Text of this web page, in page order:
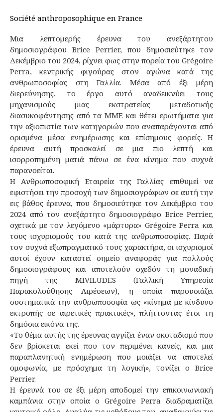
Société anthroposophique en France
Μια λεπτομερής έρευνα του ανεξάρτητου
δημοσιογράφου Brice Perrier, που δημοσιεύτηκε τον
Δεκέμβριο του 2024, ρίχνει φως στην πορεία του Grégoire
Perra, κεντρικής φιγούρας στον αγώνα κατά της
ανθρωποσοφίας στη Γαλλία. Μέσα από έξι μέρη
διερεύνησης, το έργο αυτό αναδεικνύει τους
μηχανισμούς μιας εκστρατείας μεταδοτικής
διασυκοφάντησης από τα ΜΜΕ και θέτει ερωτήματα για
την αξιοπιστία των κατηγοριών που αναπαράγονται από
ορισμένα μέσα ενημέρωσης και επίσημους φορείς. Η
έρευνα αυτή προσκαλεί σε μια πιο λεπτή και
ισορροπημένη ματιά πάνω σε ένα κίνημα που συχνά
παρανοείται.
Η Ανθρωποσοφική Εταιρεία της Γαλλίας επιθυμεί να
εφιστήσει την προσοχή των δημοσιογράφων σε αυτή την
εις βάθος έρευνα, που δημοσιεύτηκε τον Δεκέμβριο του
2024 από τον ανεξάρτητο δημοσιογράφο Brice Perrier,
σχετικά με τον λεγόμενο «μάρτυρα» Grégoire Perra και
τους ισχυρισμούς του κατά της ανθρωποσοφίας. Παρά
τον συχνά εξωπραγματικό τους χαρακτήρα, οι ισχυρισμοί
αυτοί έχουν καταστεί σημείο αναφοράς για πολλούς
δημοσιογράφους και αποτελούν σχεδόν τη μοναδική
πηγή της MIVILUDES (Γαλλική Υπηρεσία
Παρακολούθησης Αιρέσεων), η οποία παρουσιάζει
συστηματικά την ανθρωποσοφία ως «κίνημα με κίνδυνο
εκτροπής σε αιρετικές πρακτικές», πλήττοντας έτσι τη
δημόσια εικόνα της.
«Το θέμα αυτής της έρευνας αγγίζει έναν σκοταδισμό που
δεν βρίσκεται εκεί που τον περιμένει κανείς, και μια
παραπλανητική ενημέρωση που μοιάζει να αποτελεί
ομοφωνία, με πρόσχημα τη λογική», τονίζει ο Brice
Perrier.
Η έρευνά του σε έξι μέρη αποδομεί την επικοινωνιακή
καμπάνια στην οποία ο Grégoire Perra διαδραματίζει